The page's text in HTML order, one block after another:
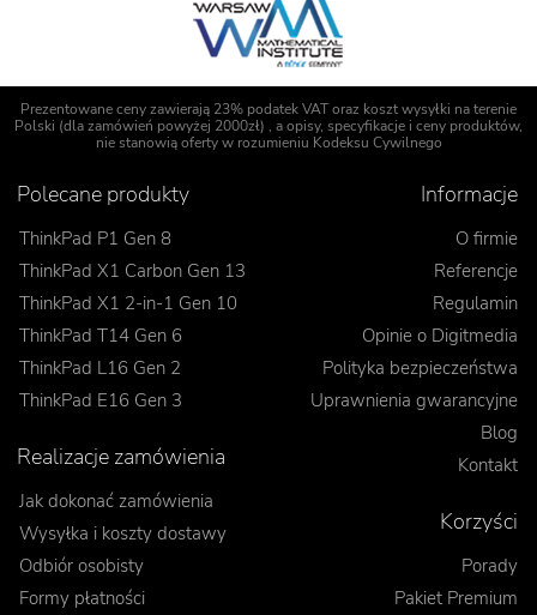
Prezentowane ceny zawierają 23% podatek VAT oraz koszt wysyłki na terenie
Polski (dla zamówień powyżej 2000zł) , a opisy, specyfikacje i ceny produktów,
nie stanowią oferty w rozumieniu Kodeksu Cywilnego
Polecane produkty
ThinkPad P1 Gen 8
ThinkPad X1 Carbon Gen 13
ThinkPad X1 2-in-1 Gen 10
ThinkPad T14 Gen 6
ThinkPad L16 Gen 2
ThinkPad E16 Gen 3
Informacje
O firmie
Referencje
Regulamin
Opinie o Digitmedia
Polityka bezpieczeństwa
Uprawnienia gwarancyjne
Blog
Kontakt
Realizacje zamówienia
Jak dokonać zamówienia
Wysyłka i koszty dostawy
Odbiór osobisty
Formy płatności
Korzyści
Porady
Pakiet Premium